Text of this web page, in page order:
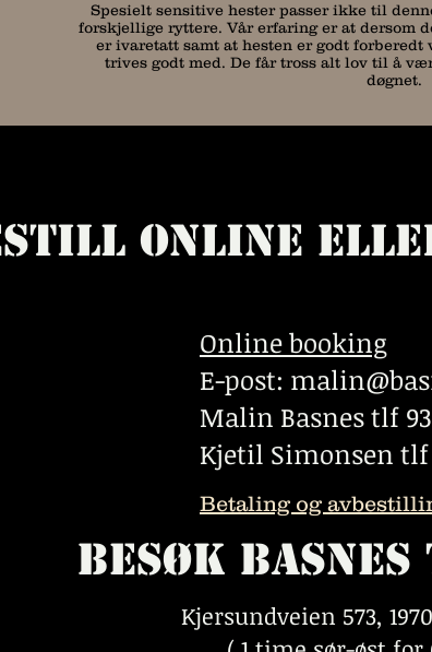
Spesielt sensitive hester passer ikke til
forskjellige ryttere. Vår erfaring er at dersom
er ivaretatt samt at hesten er godt
trives godt med. De får tross alt lov til å
døgnet.
online
Online booking
E-post:
Malin Basnes tlf
Kjetil Simonsen tlf
Betaling og
Besøk
Kjersundveien 573,